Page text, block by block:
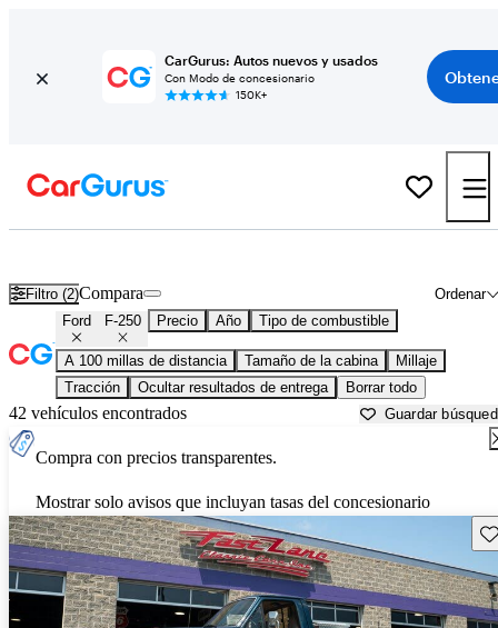
CarGurus: Autos nuevos y usados
Con Modo de concesionario
150K+
Filtro (2) Ordenar
Compara
Ford F-250 Precio Año Tipo de combustible
A 100 millas de distancia Tamaño de la cabina
Millaje
Tracción
Ocultar resultados de entrega Borrar todo
42 vehículos encontrados Guardar
Compra con precios transparentes.
Mostrar solo avisos que incluyan tasas del concesionario